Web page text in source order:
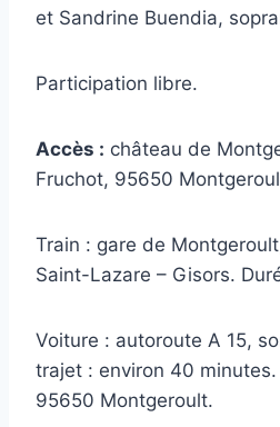
et Sandrine Buendia,
Participation libre.
Accès : château de
Fruchot, 95650
Train : gare de
Saint-Lazare – Gisors.
Voiture : autoroute A 15,
trajet : environ 40
95650 Montgeroult.